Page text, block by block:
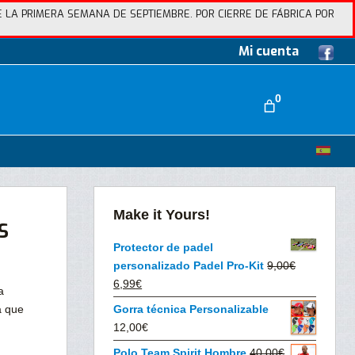
PRIMERA SEMANA DE SEPTIEMBRE. POR CIERRE DE FÁBRICA POR
Mi cuenta
0
que
Make it Yours!
Protector de padel
personalizado Padel Pro-Kit 9,00€
El
precio
era:
6,99€El
precio
es:
Gorra técnica Personalizable
12,00€
Polo Team Spirit Hombre 40,00€